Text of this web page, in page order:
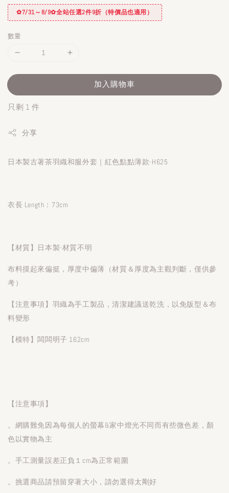
✿7/31～8/9✿全站任選2件9折（特價品也適用）
數量
加入購物車
只剩 1 件
分享
日本製古著茶羽織和服外套｜紅色點點薄款-H625
衣長 Length：73cm
【材質】日本製-材質不明
布料摸起來偏挺，厚度中偏薄（材質＆厚度為主觀判斷，僅供參
考）
【注意事項】羽織為手工製品，清潔建議送乾洗，以免版型＆布
料變形
【模特】闆闆明子 162cm
【注意事項】
。網購難免因為每個人的螢幕&家中燈光不同而有些微色差，顏
色以實物為主
。手工測量誤差正負１cm為正常範圍
。挑選商品請預留穿著大小，請勿選得太剛好